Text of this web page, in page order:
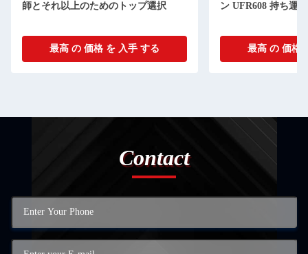
師とそれ以上のためのトップ選択
最高 の 価格 を 入手 する
ン UFR608 持ち運
最高 の 価格
Contact